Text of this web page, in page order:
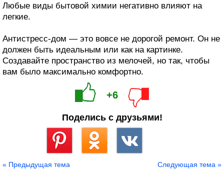
Любые виды бытовой химии негативно влияют на
легкие.
Антистресс-дом — это вовсе не дорогой ремонт. Он не
должен быть идеальным или как на картинке.
Создавайте пространство из мелочей, но так, чтобы
вам было максимально комфортно.
+6
Поделись с друзьями!
« Предыдущая тема Следующая тема »